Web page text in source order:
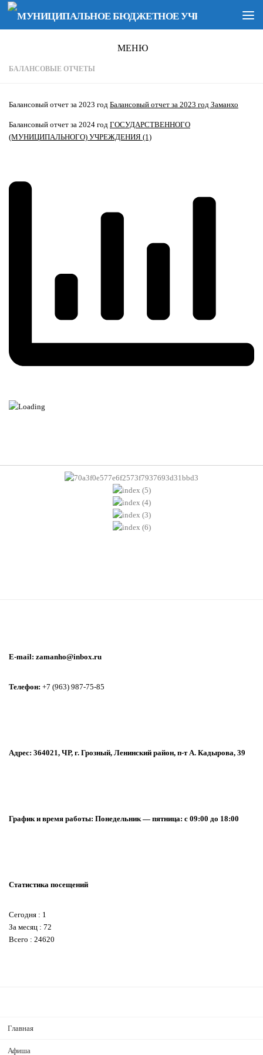
Перейти к содержимому
МЕНЮ
БАЛАНСОВЫЕ ОТЧЕТЫ
Балансовый отчет за 2023 год Балансовый отчет за 2023 год Заманхо
Балансовый отчет за 2024 год ГОСУДАРСТВЕННОГО
(МУНИЦИПАЛЬНОГО) УЧРЕЖДЕНИЯ (1)
E-mail: zamanho@inbox.ru
Телефон: +7 (963) 987-75-85
Адрес: 364021, ЧР, г. Грозный, Ленинский район, п-т А. Кадырова, 39
График и время работы: Понедельник — пятница: с 09:00 до 18:00
Статистика посещений
Сегодня : 1
За месяц : 72
Всего : 24620
Главная
Афиша